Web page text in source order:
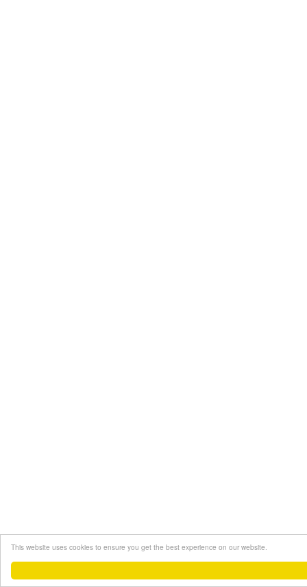
This website uses cookies to ensure you get the best experience on our website.